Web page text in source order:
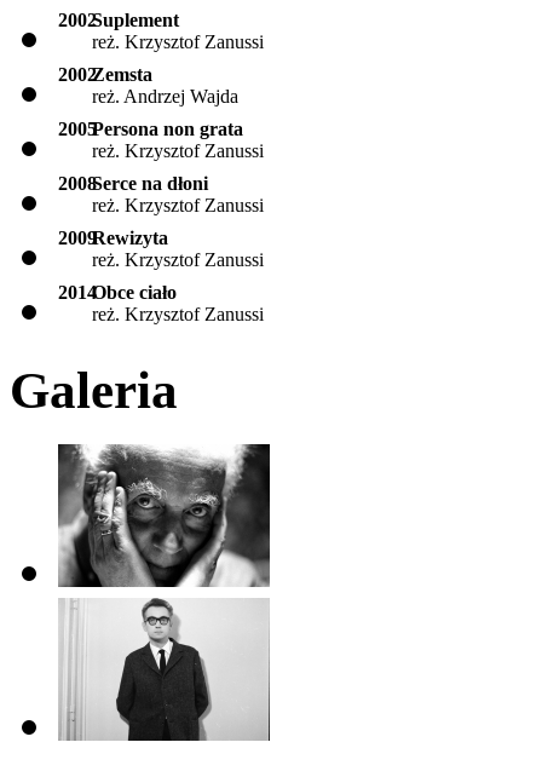
2002Suplement
reż. Krzysztof Zanussi
2002Zemsta
reż. Andrzej Wajda
2005Persona non grata
reż. Krzysztof Zanussi
2008Serce na dłoni
reż. Krzysztof Zanussi
2009Rewizyta
reż. Krzysztof Zanussi
2014Obce ciało
reż. Krzysztof Zanussi
Galeria